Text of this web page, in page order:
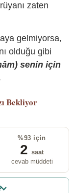
zaten
gelmiyorsa,
olduğu gibi
senin için
Bekliyor
%93 için
2 saat
cevab müddeti